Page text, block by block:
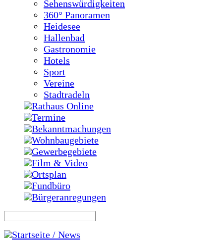
Sehenswürdigkeiten
360° Panoramen
Heidesee
Hallenbad
Gastronomie
Hotels
Sport
Vereine
Stadtradeln
Rathaus Online
Termine
Bekanntmachungen
Wohnbaugebiete
Gewerbegebiete
Film & Video
Ortsplan
Fundbüro
Bürgeranregungen
Startseite / News